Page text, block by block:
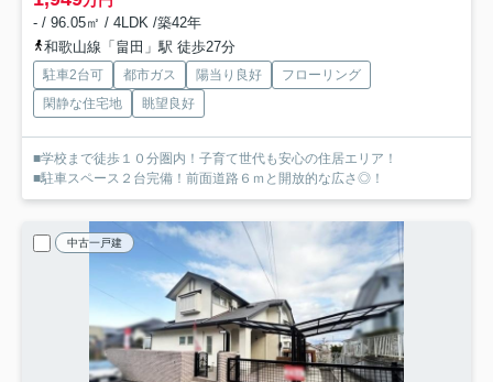
- / 96.05㎡ / 4LDK /築42年
和歌山線「畠田」駅 徒歩27分
駐車2台可 都市ガス 陽当り良好
フローリング
閑静な住宅地
眺望良好
■学校まで徒歩１０分圏内！子育て世代も安心の住居エリア！
■駐車スペース２台完備！前面道路６ｍと開放的な広さ◎！
中古一戸建